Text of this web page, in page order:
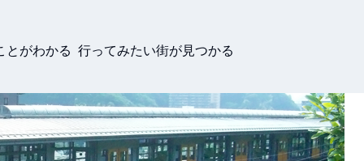
とがわかる 行ってみたい街が見つかる